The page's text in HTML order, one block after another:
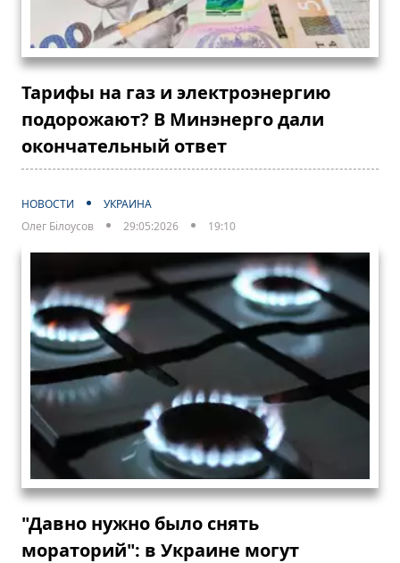
Тарифы на газ и электроэнергию
подорожают? В Минэнерго дали
окончательный ответ
НОВОСТИ
УКРАИНА
Олег Білоусов
29:05:2026 19:10
"Давно нужно было снять
мораторий": в Украине могут